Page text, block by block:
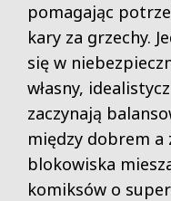
pomagając
kary za grzechy.
się w
własny,
zaczynają
między dobrem a
blokowiska
komiksów o